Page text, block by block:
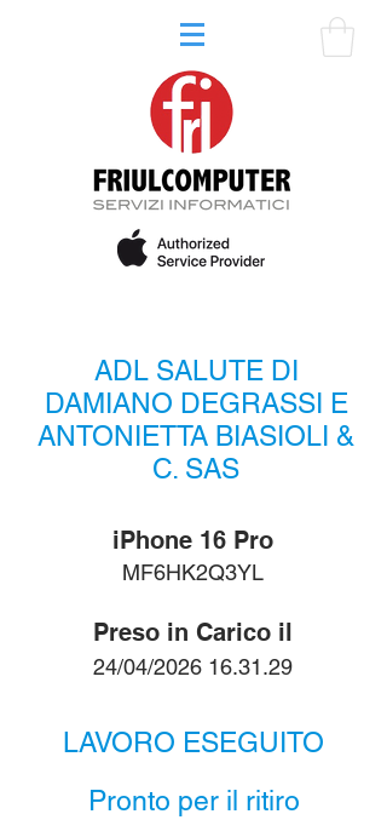
ADL SALUTE DI
DAMIANO DEGRASSI E
ANTONIETTA BIASIOLI &
C. SAS
MF6HK2Q3YL
iPhone 16 Pro
Preso in Carico il
24/04/2026 16.31.29
LAVORO ESEGUITO
Pronto per il ritiro